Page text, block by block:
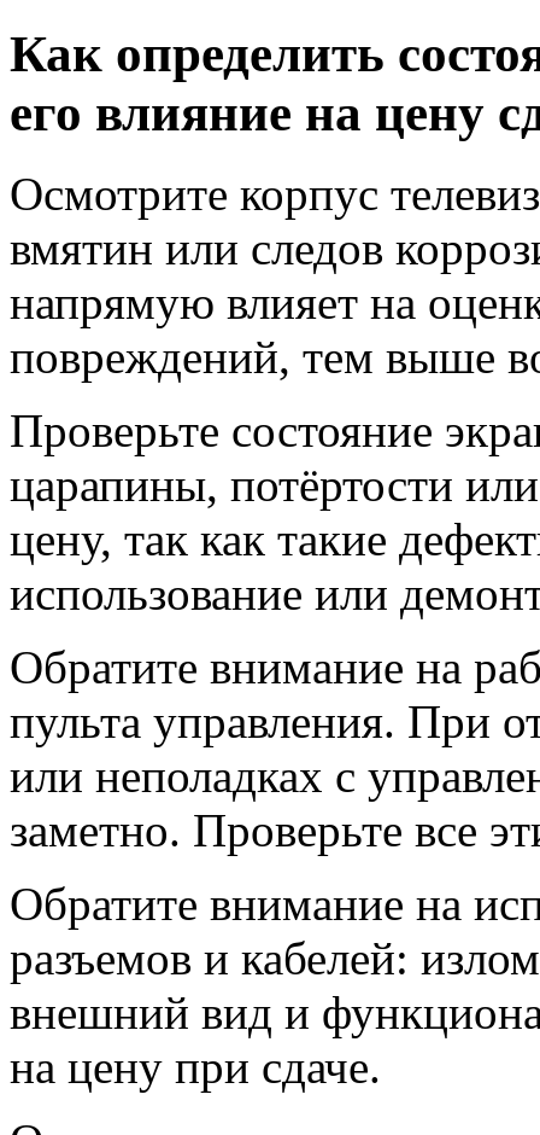
Как определить
его влияние на цену
Осмотрите корпус
вмятин или следов
напрямую влияет на
повреждений, тем выше
Проверьте состояние
царапины, потёртости
цену, так как такие
использование или
Обратите внимание на
пульта управления. При
или неполадках с
заметно. Проверьте все
Обратите внимание на
разъемов и кабелей:
внешний вид и
на цену при сдаче.